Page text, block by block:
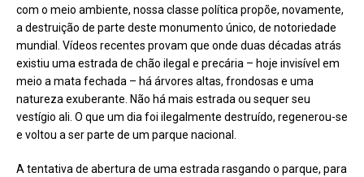
com o meio ambiente, nossa classe política propõe, novamente,
a destruição de parte deste monumento único, de notoriedade
mundial. Vídeos recentes provam que onde duas décadas atrás
existiu uma estrada de chão ilegal e precária – hoje invisível em
meio a mata fechada – há árvores altas, frondosas e uma
natureza exuberante. Não há mais estrada ou sequer seu
vestígio ali. O que um dia foi ilegalmente destruído, regenerou-se
e voltou a ser parte de um parque nacional.
A tentativa de abertura de uma estrada rasgando o parque, para